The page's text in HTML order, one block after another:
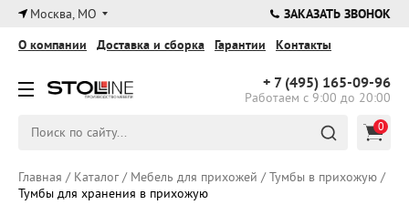
×
Москва, МО ЗАКАЗАТЬ ЗВОНОК
+ 7 (495) 165-09-96
Работаем с 9:00 до 20:00
О компании Доставка и сборка Гарантии Контакты
0
Главная / Каталог/ Мебель для прихожей /Тумбы в прихожую /
Тумбы для хранения в прихожую